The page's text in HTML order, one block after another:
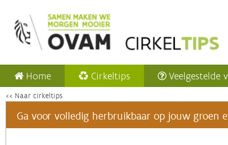
Home Cirkeltips Veelgestelde
<< Naar cirkeltips
Ga voor volledig herbruikbaar op jouw groen